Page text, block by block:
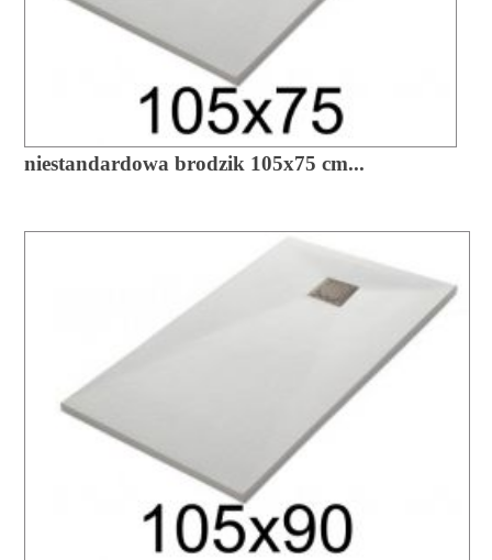
niestandardowa brodzik 105x75 cm...